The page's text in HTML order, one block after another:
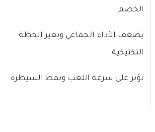
الخصم
يضعف الأداء الجماعي ويغير الخطة
التكتيكية
تؤثر على سرعة اللعب ونمط السيطرة